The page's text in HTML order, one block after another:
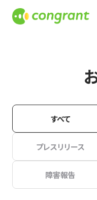
すべて
プレスリリース
障害報告